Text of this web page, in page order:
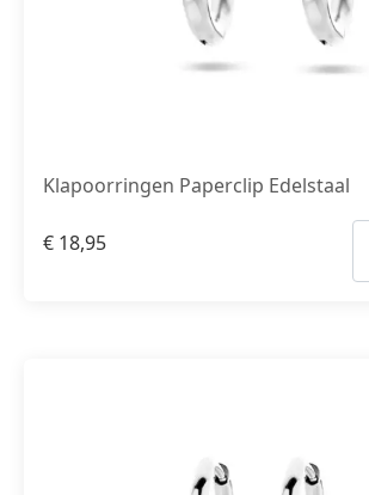
Klapoorringen Paperclip Edelstaal
€ 18,95